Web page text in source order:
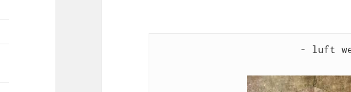
- luft